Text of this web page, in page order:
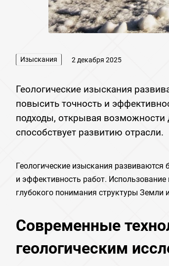
Изыскания 2 декабря 2025
Геологические изыскания
повысить точность и
подходы, открывая возможности
способствует развитию отрасли.
Геологические изыскания
и эффективность работ.
глубокого понимания структуры Земли
Современные
геологическим